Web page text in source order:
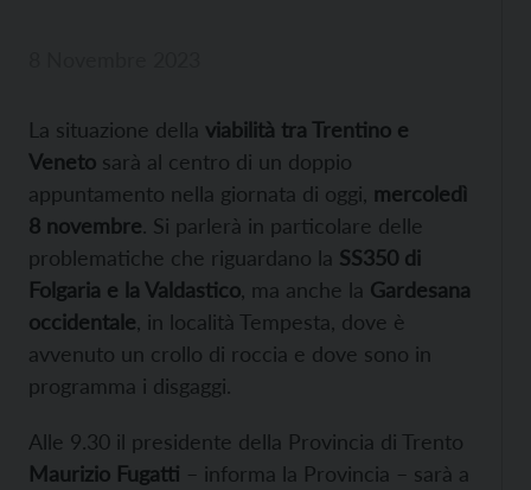
La situazione della viabilità tra Trentino e
Veneto sarà al centro di un doppio
appuntamento nella giornata di oggi, mercoledì
8 novembre. Si parlerà in particolare delle
problematiche che riguardano la SS350 di
Folgaria e la Valdastico , ma anche la Gardesana
occidentale , in località Tempesta, dove è
avvenuto un crollo di roccia e dove sono in
programma i disgaggi.
Alle 9.30 il presidente della Provincia di Trento
Maurizio Fugatti – informa la Provincia – sarà a